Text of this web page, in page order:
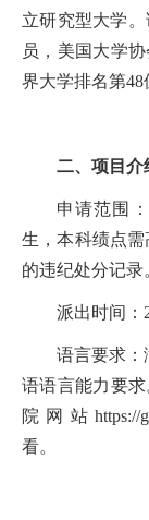
立研究型大学
员，美国大学
界大学排名第48
二、项目介
申请范围
生，本科绩点
的违纪处分记录
派出时间：
语言要求：
语语言能力要
院网站https://
看。